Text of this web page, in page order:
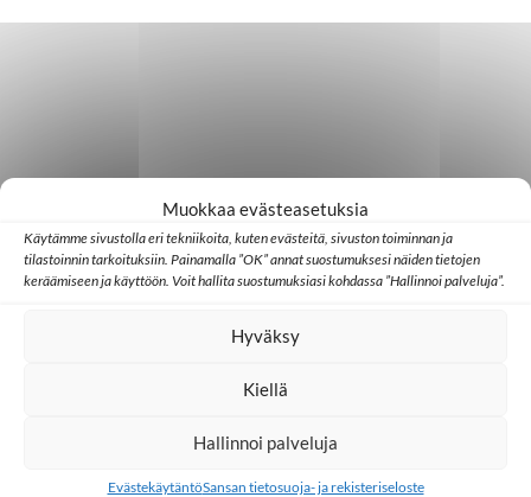
Muokkaa evästeasetuksia
Käytämme sivustolla eri tekniikoita, kuten evästeitä, sivuston toiminnan ja
tilastoinnin tarkoituksiin. Painamalla ”OK” annat suostumuksesi näiden tietojen
keräämiseen ja käyttöön. Voit hallita suostumuksiasi kohdassa ”Hallinnoi palveluja”.
Hyväksy
Kiellä
Hallinnoi palveluja
EvästekäytäntöSansan tietosuoja- ja rekisteriseloste